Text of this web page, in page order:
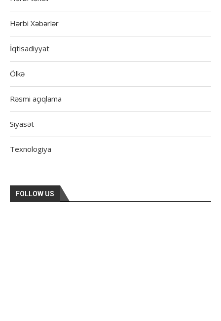
Hərbi Xəbərlər
İqtisadiyyat
Ölkə
Rəsmi açıqlama
Siyasət
Texnologiya
FOLLOW US